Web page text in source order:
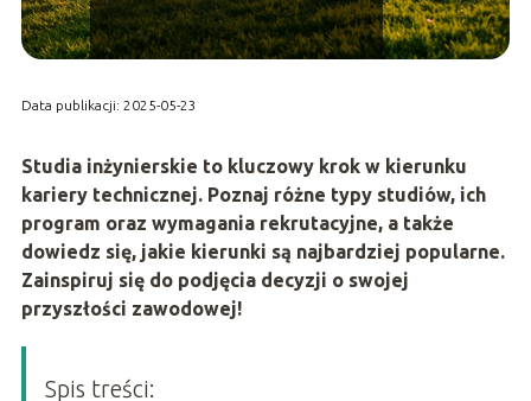
Data publikacji: 2025-05-23
Studia inżynierskie to kluczowy krok w kierunku
kariery technicznej. Poznaj różne typy studiów, ich
program oraz wymagania rekrutacyjne, a także
dowiedz się, jakie kierunki są najbardziej popularne.
Zainspiruj się do podjęcia decyzji o swojej
przyszłości zawodowej!
Spis treści: